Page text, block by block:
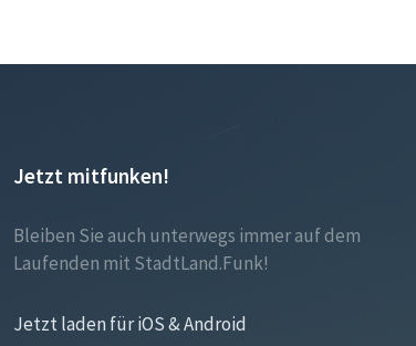
Jetzt mitfunken!
Bleiben Sie auch unterwegs immer auf dem
Laufenden mit StadtLand.Funk!
Jetzt laden für iOS & Android